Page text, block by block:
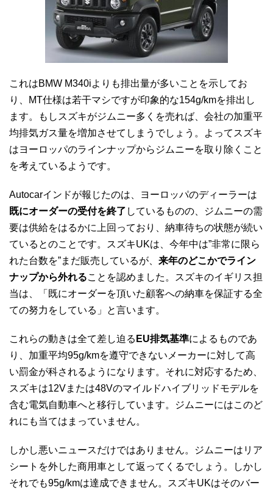
これはBMW M340iよりも排出量が多いことを示してお
り、MT仕様は若干マシですが印象的な154g/kmを排出し
ます。
もしスズキがジムニー多くを売れば、会社の加重平
均排気ガス量を増加させてしまうでしょう。よってスズキ
はヨーロッパのラインナップからジムニーを取り除くこと
を考えているようです。
Autocarインドが報じたのは、ヨーロッパのディーラーは
既にオーダーの受付を終了 しているものの、ジムニーの需
要は供給をはるかに上回っており、納車待ちの状態が続い
ているとのことです。スズキUKは、今年中は”非常に限ら
れた台数を”まだ販売しているが、 来年のどこかでライン
ナップから外れることを認めました。スズキのイギリス担
当は、「既にオーダーを頂いた顧客への納車を保証する全
ての努力をしている」と言います。
これらの動きは全て差し迫る EU排気基準によるものであ
り、加重平均95g/kmを遵守できないメーカーに対して高
い罰金が科されるようになります。それに対応するため、
スズキは12Vまたは48Vのマイルドハイブリッドモデルを
含む電気自動車へと移行しています。ジムニーにはこのど
れにも当てはまっていません。
しかし悪いニュースだけではありません。ジムニーはリア
シートを外した商用車として返ってくるでしょう。しかし
それでも95g/kmは達成できません。スズキUKはそのバー